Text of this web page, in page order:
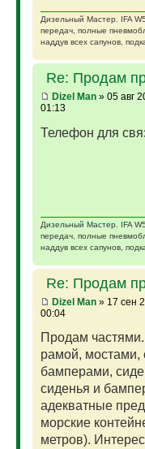
Дизельный Мастер. IFA
передач, полные
наддув всех сапунов,
Re: Продам
Dizel Man» 05 авг
01:13
Телефон для
Дизельный Мастер. IFA
передач, полные
наддув всех сапунов,
Re: Продам
Dizel Man» 17 сен
00:04
Продам частями.
рамой, мостами,
бамперами,
сиденья и
адекватные
морские
метров).